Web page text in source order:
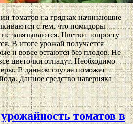
томатов на грядках начинающие
с тем, что помидоры
завязываются. Цветки попросту
В итоге урожай получается
и вовсе остаются без плодов. Не
цветочки отпадут. Необходимо
В данном случае поможет
Данное средство наверняка
томатов в